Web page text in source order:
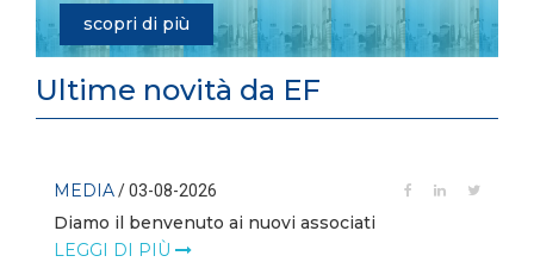
scopri di più
Ultime novità da EF
MEDIA/ 03-08-2026
Diamo il benvenuto ai nuovi associati
LEGGI DI PIÙ